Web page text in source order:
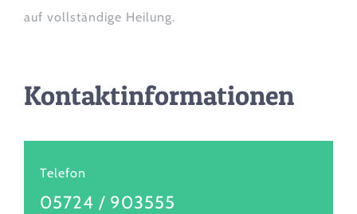
auf vollständige Heilung.
Kontaktinformationen
Telefon
05724 / 903555